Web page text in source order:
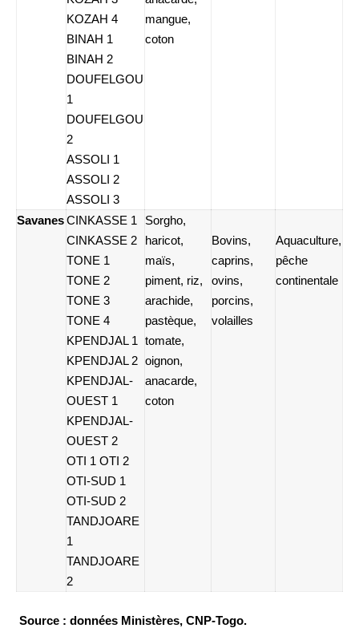
KOZAH 4
BINAH 1
BINAH 2
DOUFELGOU
1
DOUFELGOU
2
ASSOLI 1
ASSOLI 2
ASSOLI 3
mangue,
coton
SavanesCINKASSE 1
CINKASSE 2
TONE 1
TONE 2
TONE 3
TONE 4
KPENDJAL 1
KPENDJAL 2
KPENDJAL-
OUEST 1
KPENDJAL-
OUEST 2
OTI 1 OTI 2
OTI-SUD 1
OTI-SUD 2
TANDJOARE
1
TANDJOARE
2
Sorgho,
haricot,
maïs,
piment, riz,
arachide,
pastèque,
tomate,
oignon,
anacarde,
coton
Bovins,
caprins,
ovins,
porcins,
volailles
Aquaculture,
pêche
continentale
Source : données Ministères, CNP-Togo.